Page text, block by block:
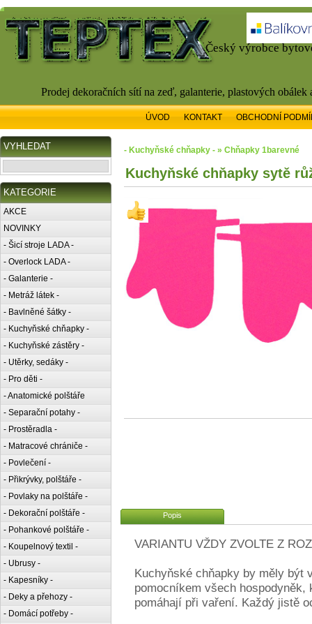
Český výrobce
Prodej dekoračních sítí na zeď, galanterie, plastových
ÚVOD KONTAKT OBCHODNÍ
VYHLEDAT
KATEGORIE
AKCE
NOVINKY
- Šicí stroje LADA -
- Overlock LADA -
- Galanterie -
- Metráž látek -
- Bavlněné šátky -
- Kuchyňské chňapky -
- Kuchyňské zástěry -
- Utěrky, sedáky -
- Pro děti -
- Anatomické polštáře
- Separační potahy -
- Prostěradla -
- Matracové chrániče -
- Povlečení -
- Přikrývky, polštáře -
- Povlaky na polštáře -
- Dekorační polštáře -
- Pohankové polštáře -
- Koupelnový textil -
- Ubrusy -
- Kapesníky -
- Deky a přehozy -
- Domácí potřeby -
- Kuchyňské chňapky - » Chňapky 1barevné
Kuchyňské chňapky sytě
Popis
VARIANTU VŽDY ZVOLTE Z
Kuchyňské chňapky by měly být
pomocníkem všech
pomáhají při vaření. Každý jistě